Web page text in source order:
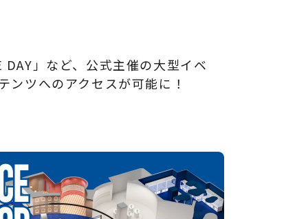
」など、公式主催の大型イベ
ンツへのアクセスが可能に！